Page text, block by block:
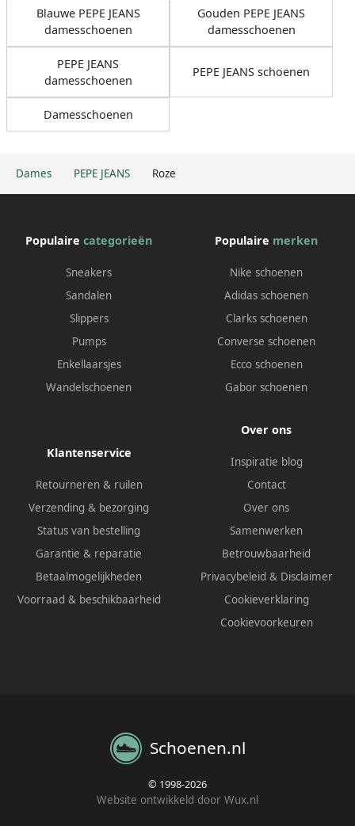
Dames PEPE JEANS Roze
Blauwe PEPE JEANS
damesschoenen
Gouden PEPE JEANS
damesschoenen
PEPE JEANS
damesschoenen
PEPE JEANS schoenen
Damesschoenen
Populaire categorieën
Sneakers
Sandalen
Slippers
Pumps
Enkellaarsjes
Wandelschoenen
Populaire merken
Nike schoenen
Adidas schoenen
Clarks schoenen
Converse schoenen
Ecco schoenen
Gabor schoenen
Klantenservice
Retourneren & ruilen
Verzending & bezorging
Status van bestelling
Garantie & reparatie
Betaalmogelijkheden
Voorraad & beschikbaarheid
Over ons
Inspiratie blog
Contact
Over ons
Samenwerken
Betrouwbaarheid
Privacybeleid & Disclaimer
Cookieverklaring
Cookievoorkeuren
Schoenen.nl
© 1998-2026
Website ontwikkeld door Wux.nl